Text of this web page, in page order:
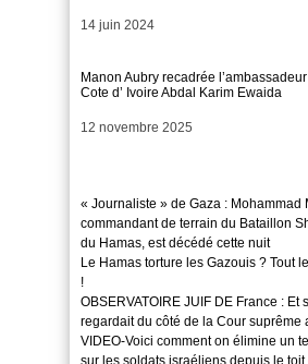
Date
14 juin 2024
Manon Aubry recadrée l’ambassadeur
Cote d’ Ivoire Abdal Karim Ewaida
Date
12 novembre 2025
« Journaliste » de Gaza : Mohammad
commandant de terrain du Bataillon
du Hamas, est décédé cette nuit
Le Hamas torture les Gazouis ? Tout
!
OBSERVATOIRE JUIF DE France : Et
regardait du côté de la Cour suprême
VIDEO-Voici comment on élimine un
sur les soldats israéliens depuis le toit